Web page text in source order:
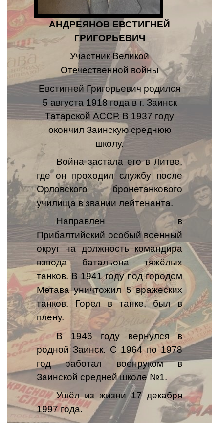
АНДРЕЯНОВ ЕВСТИГНЕЙ
ГРИГОРЬЕВИЧ
Участник Великой
Отечественной войны
Евстигней Григорьевич родился
5 августа 1918 года в г. Заинск
Татарской АССР. В 1937 году
окончил Заинскую среднюю
школу.
Война застала его в Литве,
где он проходил службу после
Орловского бронетанкового
училища в звании лейтенанта.
Направлен в
Прибалтийский особый военный
округ на должность командира
взвода батальона тяжёлых
танков. В 1941 году под городом
Метава уничтожил 5 вражеских
танков. Горел в танке, был в
плену.
В 1946 году вернулся в
родной Заинск. С 1964 по 1978
год работал военруком в
Заинской средней школе №1.
Ушёл из жизни 17 декабря
1997 года.